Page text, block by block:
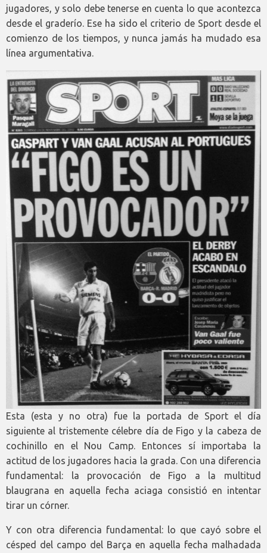
jugadores, y solo debe tenerse en cuenta lo que acontezca
desde el graderío. Ese ha sido el criterio de Sport desde el
comienzo de los tiempos, y nunca jamás ha mudado esa
línea argumentativa.
Esta (esta y no otra) fue la portada de Sport el día
siguiente al tristemente célebre día de Figo y la cabeza de
cochinillo en el Nou Camp. Entonces sí importaba la
actitud de los jugadores hacia la grada. Con una diferencia
fundamental: la provocación de Figo a la multitud
blaugrana en aquella fecha aciaga consistió en intentar
tirar un córner.
Y con otra diferencia fundamental: lo que cayó sobre el
césped del campo del Barça en aquella fecha malhadada